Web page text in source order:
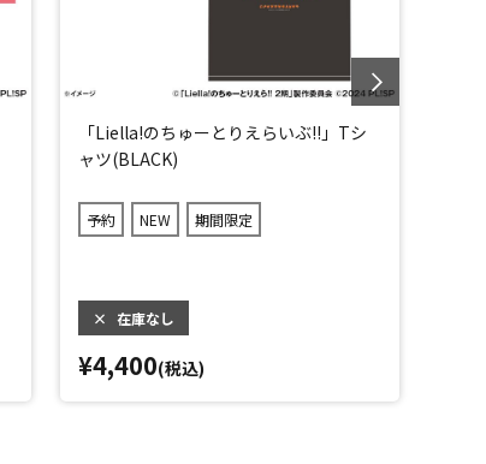
「Liella!のちゅーとりえらいぶ!!」Tシ
ャツ(BLACK)
予約 NEW 期間限定
× 在庫なし
¥4,400(税込)